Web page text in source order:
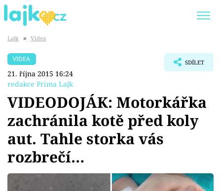
SHOPAHOLICADEL
Témata
Showbyznys
Youtubeři
Lajk ■ Videa
VIDEA
21. října 2015 16:24
redakce Prima Lajk
SDÍLET
VIDEODOJÁK: Motorkářka
zachránila kotě před koly
aut. Tahle storka vás
rozbrečí…